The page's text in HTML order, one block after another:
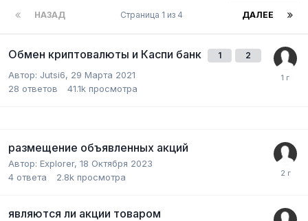
НАЗАД ДАЛЕЕ
Страница 1 из 4
Обмен криптовалюты и Каспи банк 1 2
Автор: Jutsi6, 29 Марта 2021
28 ответов 41.1k просмотра
размещение объявленных акций
Автор: Explorer, 18 Октября 2023
4 ответа 2.8k просмотра
являются ли акции товаром